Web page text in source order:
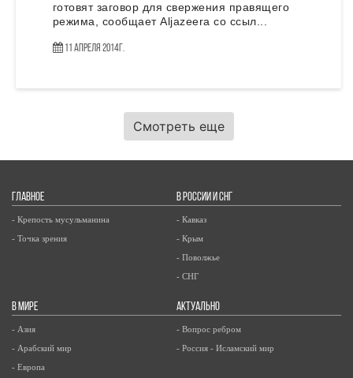
готовят заговор для свержения правящего
режима, сообщает Aljazeera со ссыл...
11 Апреля 2014г.
Смотреть еще
ГЛАВНОЕ
- Крепость мусульманина
- Точка зрения
В РОССИИ И СНГ
- Кавказ
- Крым
- Поволжье
- СНГ
В МИРЕ
- Азия
- Арабский мир
- Европа
АКТУАЛЬНО
- Вопрос ребром
- Россия - Исламский мир